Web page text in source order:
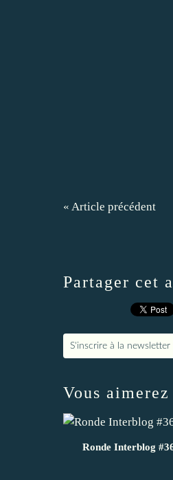
« Article précédent
Partager cet
S'inscrire à la newsletter
Vous
Ronde Interblog